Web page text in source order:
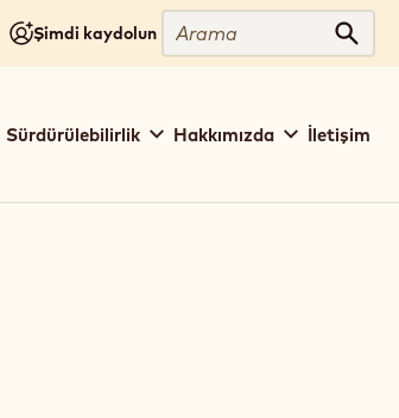
Şimdi kaydolun
Arama
Sürdürülebilirlik Hakkımızda İletişim